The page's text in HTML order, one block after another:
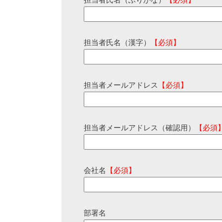
担当者氏名（漢字） 【必須】
担当者メールアドレス 【必須】
担当者メールアドレス（確認用） 【必須
会社名 【必須】
部署名